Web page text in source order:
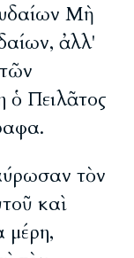
Μὴ
ἀλλ'
ὁ Πειλᾶτος
τὸν
καὶ
μέρη,